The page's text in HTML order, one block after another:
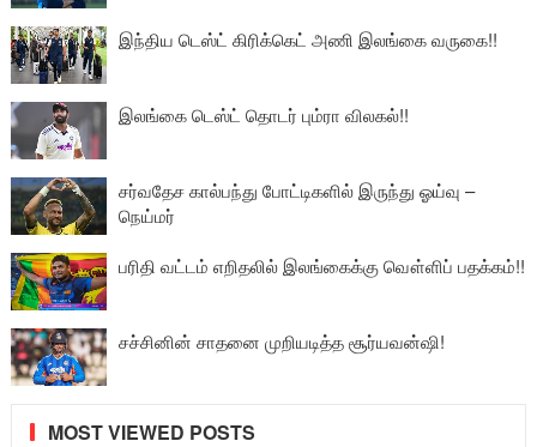
இந்திய டெஸ்ட் கிரிக்கெட் அணி இலங்கை வருகை!!
இலங்கை டெஸ்ட் தொடர் பும்ரா விலகல்!!
சர்வதேச கால்பந்து போட்டிகளில் இருந்து ஓய்வு –
நெய்மர்
பரிதி வட்டம் எறிதலில் இலங்கைக்கு வௌ்ளிப் பதக்கம்!!
சச்சினின் சாதனை முறியடித்த சூர்யவன்ஷி!
MOST VIEWED POSTS